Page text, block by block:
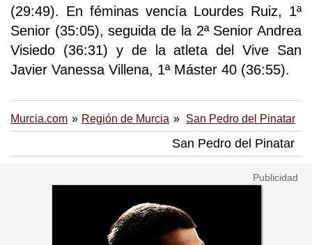
(29:49). En féminas vencía Lourdes Ruiz, 1ª
Senior (35:05), seguida de la 2ª Senior Andrea
Visiedo (36:31) y de la atleta del Vive San
Javier Vanessa Villena, 1ª Máster 40 (36:55).
Murcia.com Región de Murcia San Pedro del Pinatar
San Pedro del Pinatar